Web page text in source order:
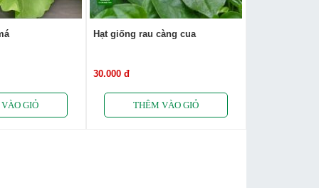
Hạt giống rau càng cua
30.000 đ